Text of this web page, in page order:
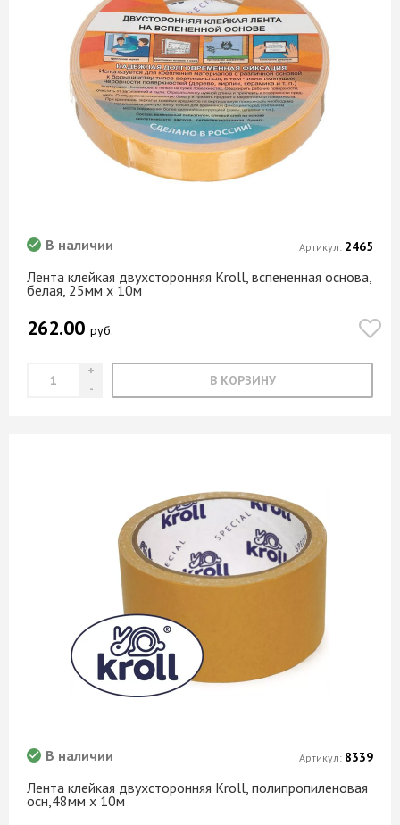
Лента клейкая двухсторонняя Kroll, вспененная основа,
белая, 25мм х 10м
В наличии
262.00 руб.
В КОРЗИНУ
Артикул: 2465
Лента клейкая двухсторонняя Kroll, полипропиленовая
осн,48мм х 10м
В наличии Артикул: 8339